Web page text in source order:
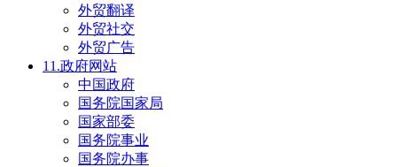
外贸翻译
外贸社交
外贸广告
11.政府网站
中国政府
国务院国家局
国家部委
国务院事业
国务院办事